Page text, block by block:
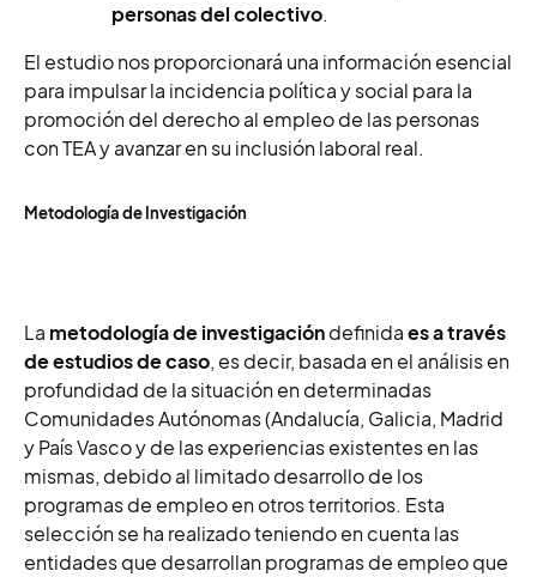
personas del colectivo.
El estudio nos proporcionará una información esencial
para impulsar la incidencia política y social para la
promoción del derecho al empleo de las personas
con TEA y avanzar en su inclusión laboral real.
Metodología de Investigación
La metodología de investigacióndefinidaes a través
de estudios de caso, es decir, basada en el análisis en
profundidad de la situación en determinadas
Comunidades Autónomas (Andalucía, Galicia, Madrid
y País Vasco y de las experiencias existentes en las
mismas, debido al limitado desarrollo de los
programas de empleo en otros territorios. Esta
selección se ha realizado teniendo en cuenta las
entidades que desarrollan programas de empleo que